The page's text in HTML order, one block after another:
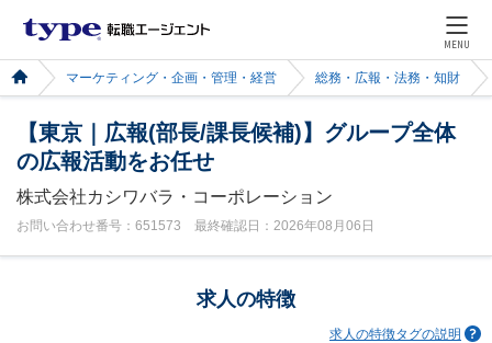
MENU
マーケティング・企画・管理・経営 総務・広報・法務・知財
【東京｜広報(部長/課長候補)】グループ全体
の広報活動をお任せ
株式会社カシワバラ・コーポレーション
お問い合わせ番号：651573 最終確認日：2026年08月06日
求人の特徴
求人の特徴タグの説明